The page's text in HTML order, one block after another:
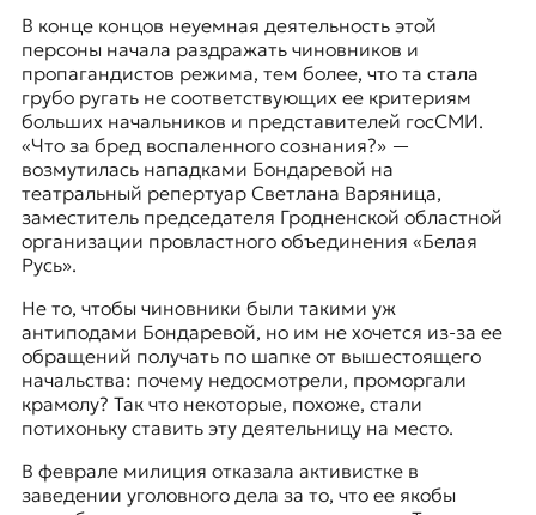
В конце концов неуемная деятельность этой
персоны начала раздражать чиновников и
пропагандистов режима, тем более, что та стала
грубо ругать не соответствующих ее критериям
больших начальников и представителей госСМИ.
«Что за бред воспаленного сознания?» —
возмутилась нападками Бондаревой на
театральный репертуар Светлана Варяница,
заместитель председателя Гродненской областной
организации провластного объединения «Белая
Русь».
Не то, чтобы чиновники были такими уж
антиподами Бондаревой, но им не хочется из-за ее
обращений получать по шапке от вышестоящего
начальства: почему недосмотрели, проморгали
крамолу? Так что некоторые, похоже, стали
потихоньку ставить эту деятельницу на место.
В феврале милиция отказала активистке в
заведении уголовного дела за то, что ее якобы